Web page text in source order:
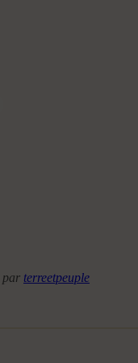
par terreetpeuple